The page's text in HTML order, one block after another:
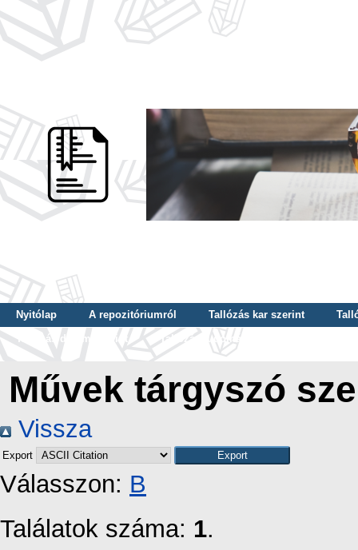
Nyitólap A repozitóriumról Tallózás kar szerint
Tallózás dátum szerint
Tallózás tudományterület szerint
Művek tárgyszó
Vissza
Export
Válasszon: B
Találatok száma: 1.